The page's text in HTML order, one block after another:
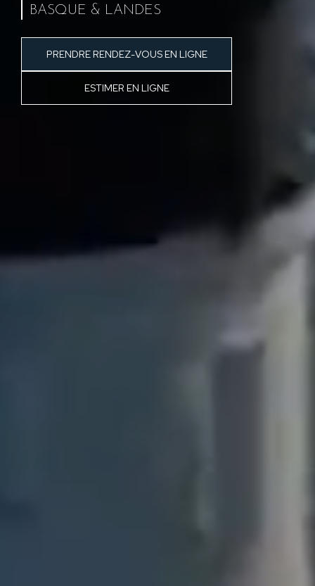
BASQUE & LANDES
PRENDRE RENDEZ-VOUS EN LIGNE
ESTIMER EN LIGNE